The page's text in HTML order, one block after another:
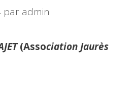
par admin
(Association Jaurès